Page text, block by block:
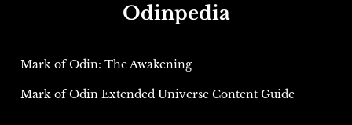
Odinpedia
Mark of Odin: The Awakening
Mark of Odin Extended Universe Content Guide